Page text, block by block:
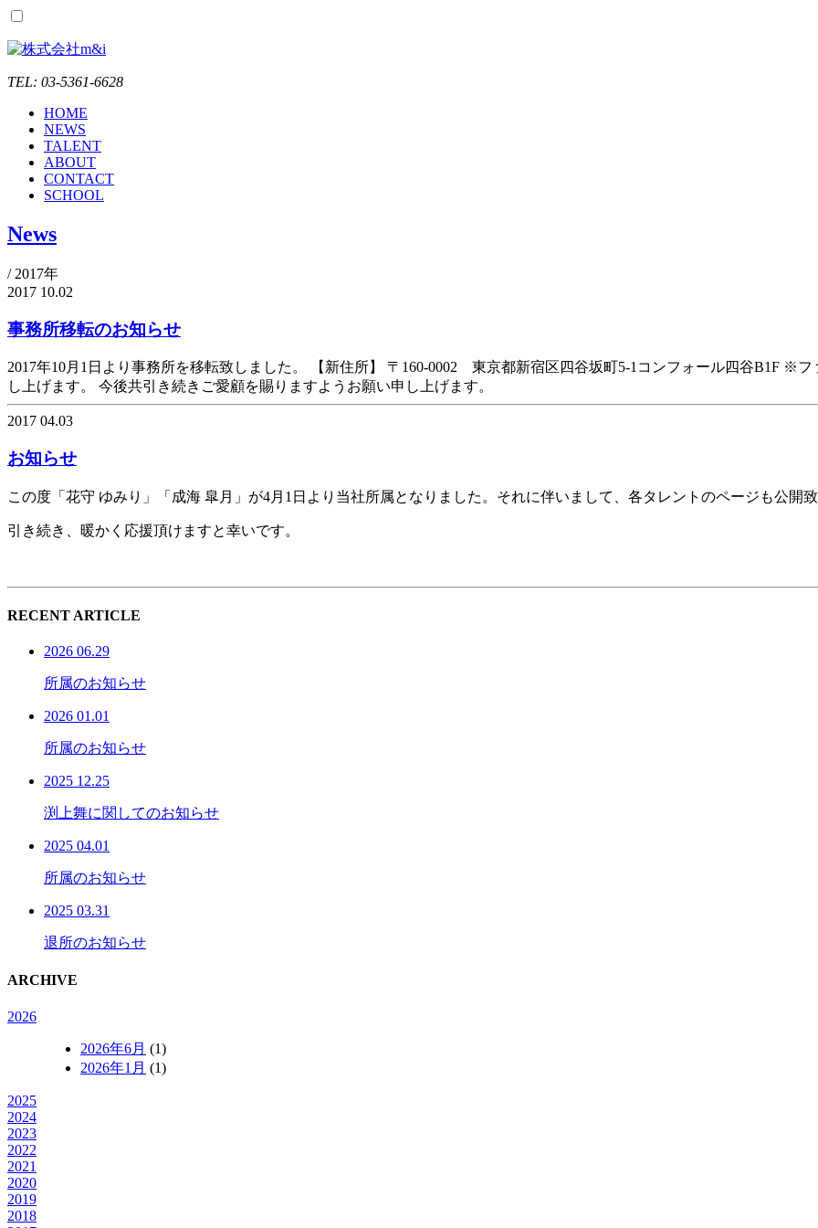
TEL: 03-5361-6628
HOME
NEWS
TALENT
ABOUT
CONTACT
SCHOOL
News
/ 2017年
2017 10.02
事務所移転のお知らせ
2017年10月1日より事務所を移転致しました。 【新住所】 〒160-0002 東京都新宿区四谷坂町5-1コンフォール四谷B1F ※
し上げます。 今後共引き続きご愛顧を賜りますようお願い申し上げます。
2017 04.03
お知らせ
この度「花守 ゆみり」「成海 皐月」が4月1日より当社所属となりました。それに伴いまして、各タレントのページも公開致
引き続き、暖かく応援頂けますと幸いです。
RECENT ARTICLE
2026 06.29
所属のお知らせ
2026 01.01
所属のお知らせ
2025 12.25
渕上舞に関してのお知らせ
2025 04.01
所属のお知らせ
2025 03.31
退所のお知らせ
ARCHIVE
2026
2026年6月 (1)
2026年1月 (1)
2025
2024
2023
2022
2021
2020
2019
2018